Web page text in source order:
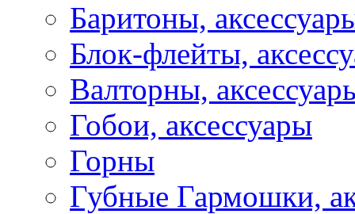
Баритоны,
Блок-флейты,
Валторны,
Гобои, аксессуары
Горны
Губные Гармошки,